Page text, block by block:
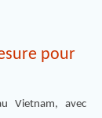
pour
Vietnam, avec